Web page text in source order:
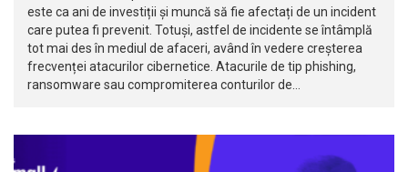
este ca ani de investiții și muncă să fie afectați de un incident
care putea fi prevenit. Totuși, astfel de incidente se întâmplă
tot mai des în mediul de afaceri, având în vedere creșterea
frecvenței atacurilor cibernetice. Atacurile de tip phishing,
ransomware sau compromiterea conturilor de…